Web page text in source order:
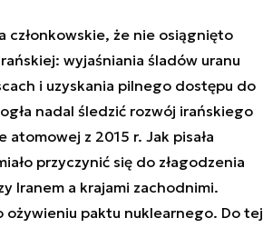
członkowskie, że nie osiągnięto
wyjaśniania śladów uranu
i uzyskania pilnego dostępu do
nadal śledzić rozwój irańskiego
z 2015 r. Jak pisała
przyczynić się do złagodzenia
Iranem a krajami zachodnimi.
ożywieniu paktu nuklearnego. Do tej